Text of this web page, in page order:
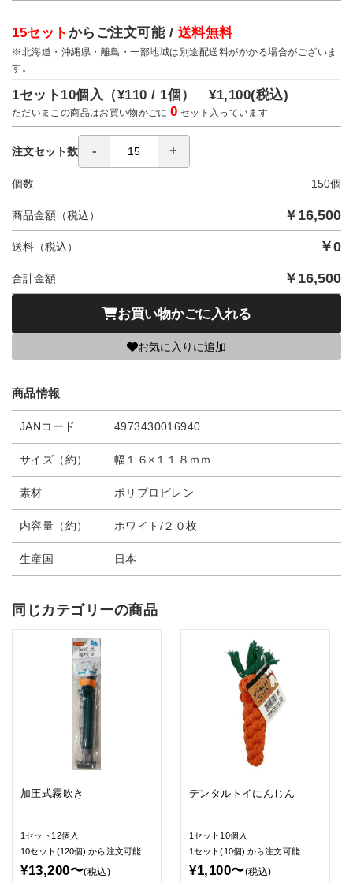
15セット からご注文可能 / 送料無料
※北海道・沖縄県・離島・一部地域は別途配送料がかかる場合がございま
す。
1セット10個入（¥110 / 1個）¥1,100(税込)
ただいまこの商品はお買い物かごに0 セット入っています
注文セット数
個数 150個
商品金額（税込） ￥ 16,500
送料（税込） ￥0
合計金額 ￥ 16,500
お買い物かごに入れる
お気に入りに追加
商品情報
JANコード 4973430016940
サイズ（約） 幅１６×１１８ｍｍ
素材 ポリプロピレン
内容量（約） ホワイト/２０枚
生産国 日本
同じカテゴリーの商品
加圧式霧吹き
1セット12個入
10セット(120個)から注文可能
¥13,200〜(税込)
デンタルトイにんじん
1セット10個入
1セット(10個)から注文可能
¥1,100〜(税込)